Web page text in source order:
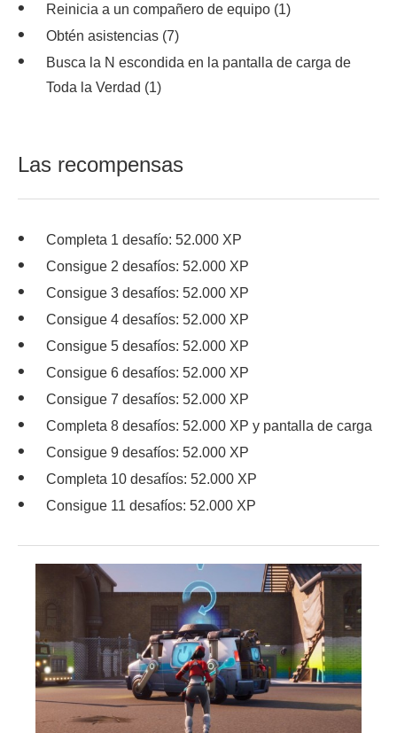
Reinicia a un compañero de equipo (1)
Obtén asistencias (7)
Busca la N escondida en la pantalla de carga de
Toda la Verdad (1)
Las recompensas
Completa 1 desafío: 52.000 XP
Consigue 2 desafíos: 52.000 XP
Consigue 3 desafíos: 52.000 XP
Consigue 4 desafíos: 52.000 XP
Consigue 5 desafíos: 52.000 XP
Consigue 6 desafíos: 52.000 XP
Consigue 7 desafíos: 52.000 XP
Completa 8 desafíos: 52.000 XP y pantalla de carga
Consigue 9 desafíos: 52.000 XP
Completa 10 desafíos: 52.000 XP
Consigue 11 desafíos: 52.000 XP